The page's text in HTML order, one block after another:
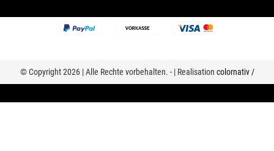
© Copyright 2026 | Alle Rechte vorbehalten. - | Realisation colornativ /